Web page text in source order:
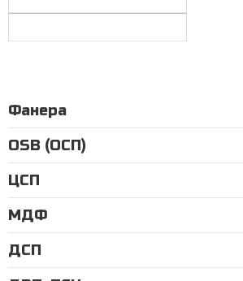
Фанера
OSB (ОСП)
ЦСП
МДФ
ДСП